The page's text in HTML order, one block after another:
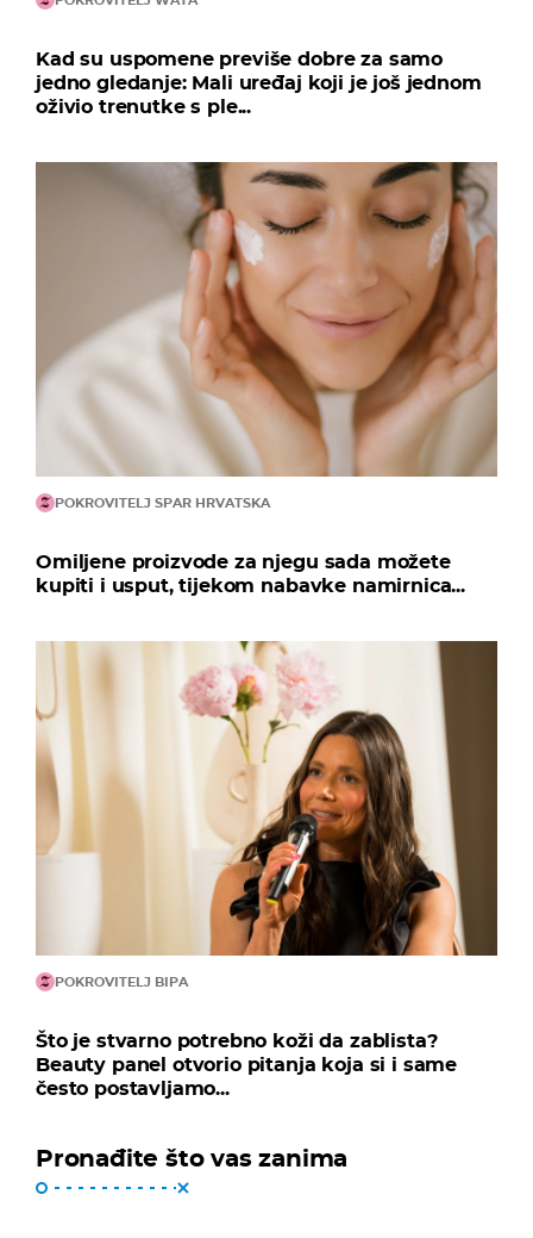
Kad su uspomene previše dobre za samo
jedno gledanje: Mali uređaj koji je još jednom
oživio trenutke s ple...
POKROVITELJ SPAR HRVATSKA
Omiljene proizvode za njegu sada možete
kupiti i usput, tijekom nabavke namirnica...
POKROVITELJ BIPA
Što je stvarno potrebno koži da zablista?
Beauty panel otvorio pitanja koja si i same
često postavljamo...
Pronađite što vas zanima